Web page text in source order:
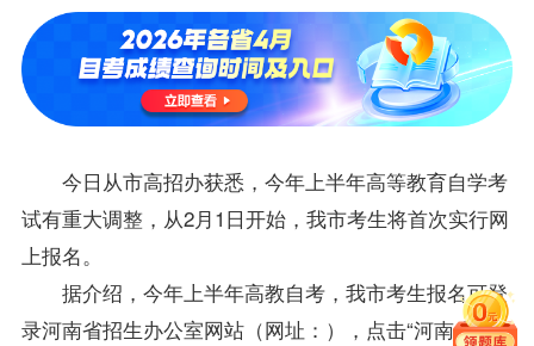
今日从市高招办获悉，今年上半年高等教育自学考
试有重大调整，从2月1日开始，我市考生将首次实行网
上报名。
据介绍，今年上半年高教自考，我市考生报名可登
录河南省招生办公室网站（网址： ），点击“河南省高